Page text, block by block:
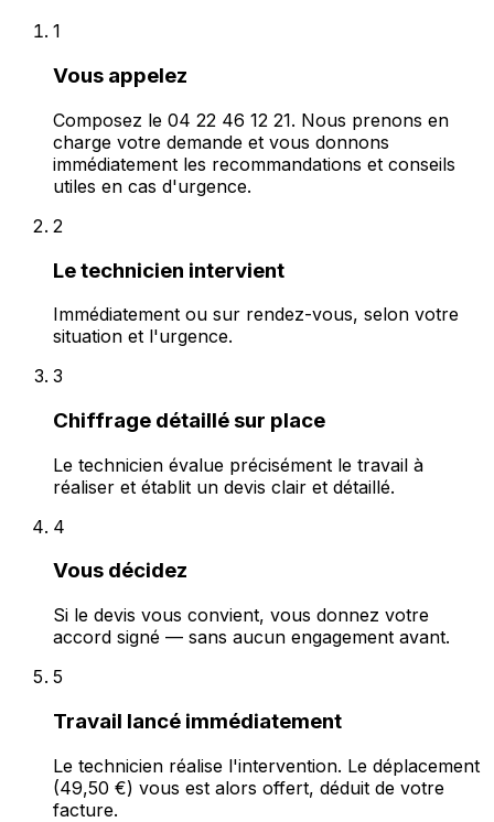
1
Vous appelez
Composez le 04 22 46 12 21. Nous prenons en
charge votre demande et vous donnons
immédiatement les recommandations et conseils
utiles en cas d'urgence.
2
Le technicien intervient
Immédiatement ou sur rendez-vous, selon votre
situation et l'urgence.
3
Chiffrage détaillé sur place
Le technicien évalue précisément le travail à
réaliser et établit un devis clair et détaillé.
4
Vous décidez
Si le devis vous convient, vous donnez votre
accord signé — sans aucun engagement avant.
5
Travail lancé immédiatement
Le technicien réalise l'intervention. Le déplacement
(49,50 €) vous est alors offert, déduit de votre
facture.